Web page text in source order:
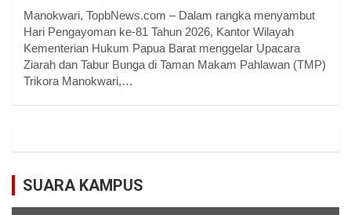
Manokwari, TopbNews.com – Dalam rangka menyambut
Hari Pengayoman ke-81 Tahun 2026, Kantor Wilayah
Kementerian Hukum Papua Barat menggelar Upacara
Ziarah dan Tabur Bunga di Taman Makam Pahlawan (TMP)
Trikora Manokwari,…
SUARA KAMPUS